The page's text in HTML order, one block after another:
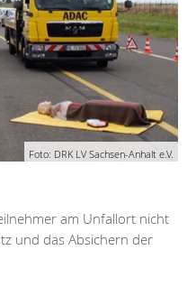
Foto: DRK LV Sachsen-Anhalt e.V.
am Unfallort nicht
und das Absichern der